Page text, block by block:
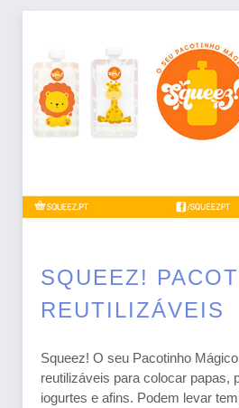
SQUEEZ!
REUTILIZÁVEIS
Squeez! O seu Pacotinho
reutilizáveis para colocar papas,
iogurtes e afins. Podem levar